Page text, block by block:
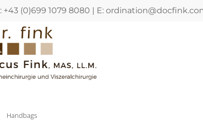
+43 (0)699 1079 8080 | E:
Handbags